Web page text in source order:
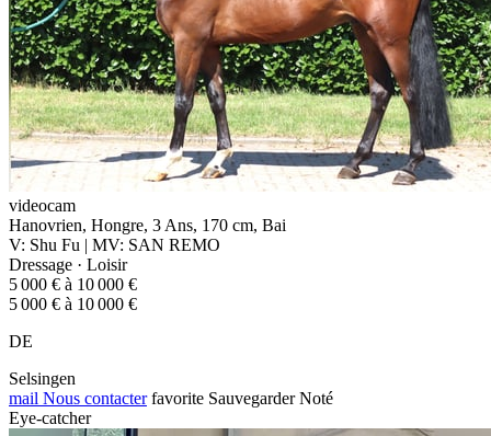
videocam
Hanovrien, Hongre, 3 Ans, 170 cm, Bai
V: Shu Fu | MV: SAN REMO
Dressage · Loisir
5 000 € à 10 000 €
5 000 € à 10 000 €
DE
Selsingen
mail Nous contacter favorite Sauvegarder Noté
Eye-catcher